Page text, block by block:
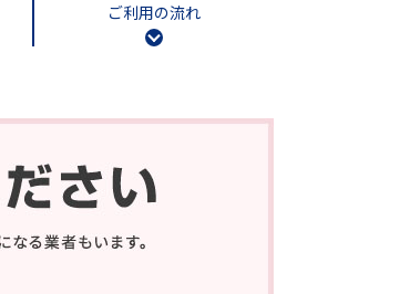
ご利用の流れ